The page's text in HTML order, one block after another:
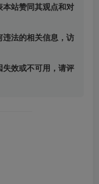
站赞同其观点和对
法的相关信息，访
效或不可用，请评